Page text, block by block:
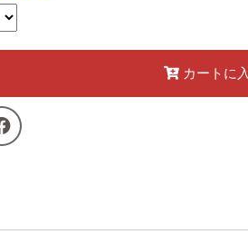
カートに